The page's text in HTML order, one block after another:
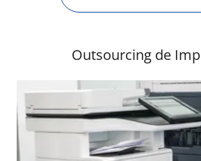
Outsourcing de